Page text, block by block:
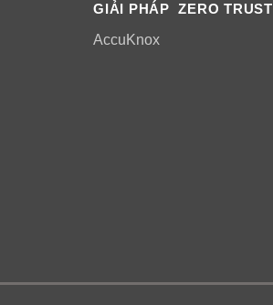
GIẢI PHÁP ZERO TRUST
AccuKnox